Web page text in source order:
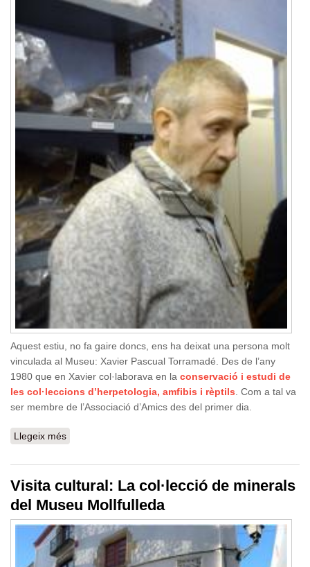
Aquest estiu, no fa gaire doncs, ens ha deixat una persona molt
vinculada al Museu: Xavier Pascual Torramadé. Des de l’any
1980 que en Xavier col·laborava en la conservació i estudi de
les col·leccions d’herpetologia, amfibis i rèptils. Com a tal va
ser membre de l’Associació d’Amics des del primer dia.
Llegeix més
Visita cultural: La col·lecció de minerals
del Museu Mollfulleda